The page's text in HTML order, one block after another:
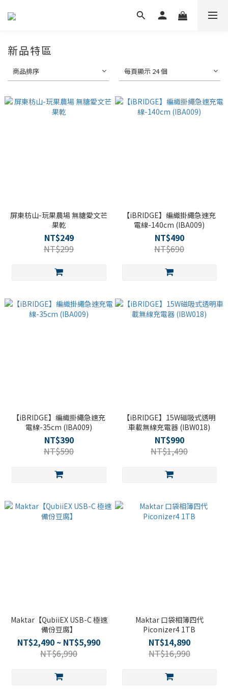
新品特區
商品排序 每頁顯示 24 個
屏東枋山-玩果農場 無糖愛文芒
果乾
NT$249
NT$299
【iBRIDGE】編織掛繩急速充
電線-140cm (IBA009)
NT$490
NT$690
【iBRIDGE】編織掛繩急速充
電線-35cm (IBA009)
NT$390
NT$590
【iBRIDGE】15W磁吸式透明
車載無線充電器 (IBW018)
NT$990
NT$1,490
Maktar【QubiiEX USB-C 極速
備份豆腐】
NT$2,490 ~ NT$5,990
NT$6,990
Maktar 口袋相簿四代
Piconizer4 1TB
NT$14,890
NT$16,990